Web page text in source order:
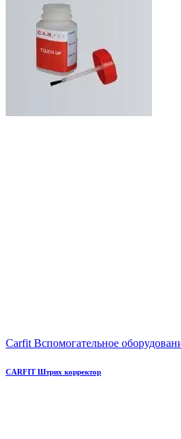
Carfit Вспомогательное
CARFIT Штрих корректор